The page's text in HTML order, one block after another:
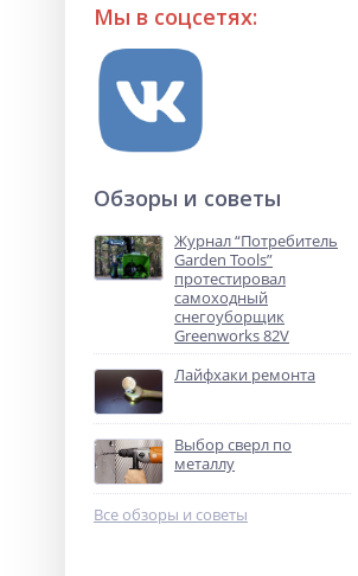
Мы в соцсетях:
Обзоры и советы
Журнал “Потребитель
Garden Tools”
протестировал
самоходный
снегоуборщик
Greenworks 82V
Лайфхаки ремонта
Выбор сверл по
металлу
Все обзоры и советы